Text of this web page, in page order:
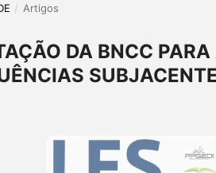
/ Artigos
DA BNCC PARA